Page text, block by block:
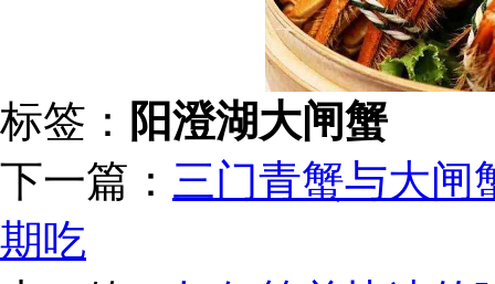
标签： 阳澄湖大闸蟹
下一篇： 三门青蟹与大闸
期吃